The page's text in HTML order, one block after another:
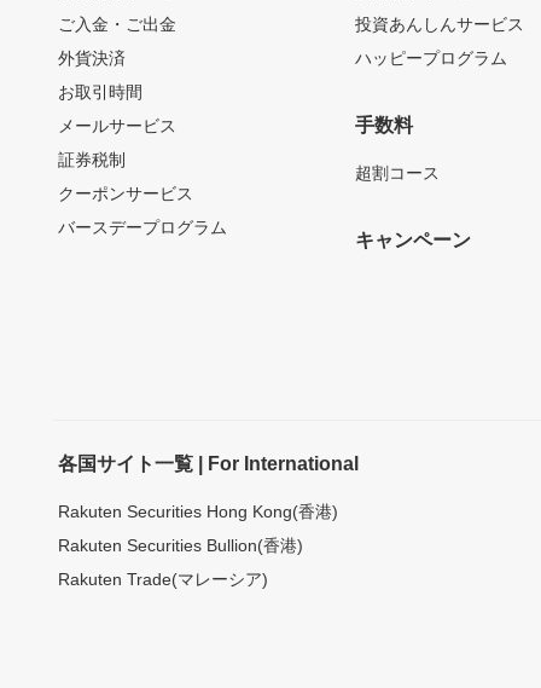
ご入金・ご出金
外貨決済
お取引時間
メールサービス
証券税制
クーポンサービス
バースデープログラム
投資あんしんサービス
ハッピープログラム
手数料
超割コース
キャンペーン
各国サイト一覧 | For International
Rakuten Securities Hong Kong(香港)
Rakuten Securities Bullion(香港)
Rakuten Trade(マレーシア)